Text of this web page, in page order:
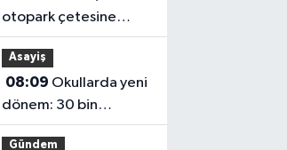
otopark çetesine
darbe
Asayiş
08:09
dönem: 30 bin
güvenliğe dedektör
Gündem